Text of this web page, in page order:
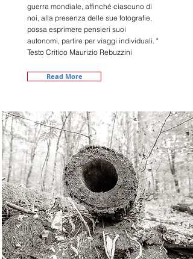
guerra mondiale, affinché ciascuno di
noi, alla presenza delle sue fotografie,
possa esprimere pensieri suoi
autonomi, partire per viaggi individuali. "
Testo Critico Maurizio Rebuzzini
Read More